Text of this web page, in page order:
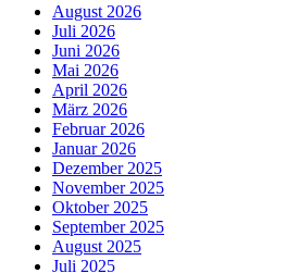
August 2026
Juli 2026
Juni 2026
Mai 2026
April 2026
März 2026
Februar 2026
Januar 2026
Dezember 2025
November 2025
Oktober 2025
September 2025
August 2025
Juli 2025